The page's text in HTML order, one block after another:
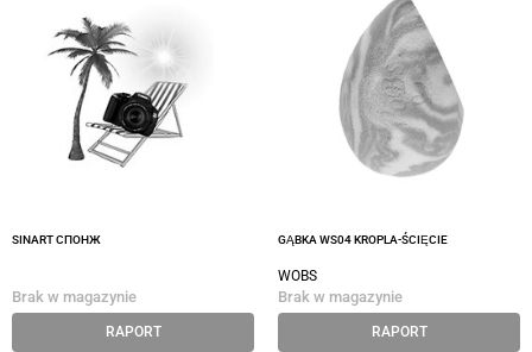
SINART СПОНЖ
Brak w magazynie
RAPORT
GĄBKA WS04 KROPLA-ŚCIĘCIE
WOBS
Brak w magazynie
RAPORT